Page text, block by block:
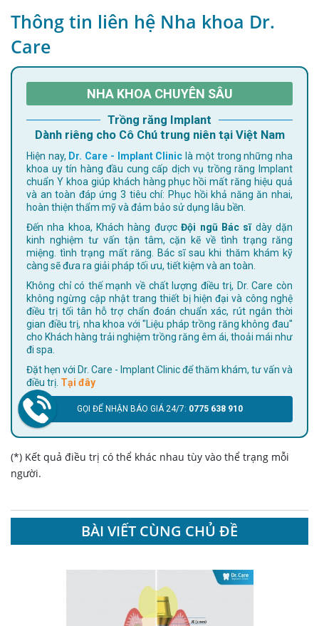
Thông tin liên hệ Nha khoa Dr.
Care
NHA KHOA CHUYÊN SÂU
Trồng răng Implant
Dành riêng cho Cô Chú trung niên tại Việt Nam
Hiện nay, Dr. Care - Implant Clinic là một trong những nha
khoa uy tín hàng đầu cung cấp dịch vụ trồng răng Implant
chuẩn Y khoa giúp khách hàng phục hồi mất răng hiệu quả
và an toàn đáp ứng 3 tiêu chí: Phục hồi khả năng ăn nhai,
hoàn thiện thẩm mỹ và đảm bảo sử dụng lâu bền.
Đến nha khoa, Khách hàng đượcĐội ngũ Bác sĩdày dặn
kinh nghiệm tư vấn tận tâm, cặn kẽ về tình trạng răng
miệng. tình trạng mất răng. Bác sĩ sau khi thăm khám kỹ
càng sẽ đưa ra giải pháp tối ưu, tiết kiệm và an toàn.
Không chỉ có thế mạnh về chất lượng điều trị, Dr. Care còn
không ngừng cập nhật trang thiết bị hiện đại và công nghệ
điều trị tối tân hỗ trợ chẩn đoán chuẩn xác, rút ngắn thời
gian điều trị, nha khoa với "Liệu pháp trồng răng không đau"
cho Khách hàng trải nghiệm trồng răng êm ái, thoải mái như
đi spa.
Đặt hẹn với Dr. Care - Implant Clinic để thăm khám, tư vấn và
điều trị. Tại đây
GỌI ĐỂ NHẬN BÁO GIÁ 24/7: 0775 638 910
(*) Kết quả điều trị có thể khác nhau tùy vào thể trạng mỗi
người.
BÀI VIẾT CÙNG CHỦ ĐỀ